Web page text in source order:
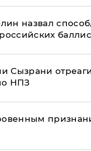
назвал
Сызрани
НПЗ